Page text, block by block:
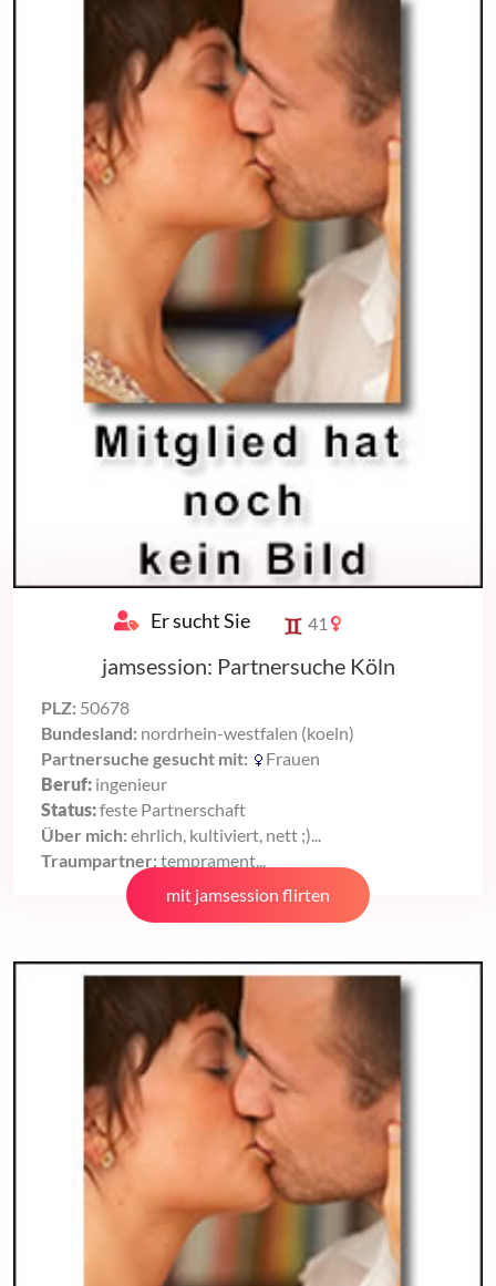
Er sucht Sie 41
jamsession: Partnersuche Köln
PLZ: 50678
Bundesland: nordrhein-westfalen (koeln)
Partnersuche gesucht mit:
Frauen
Beruf: ingenieur
Status:feste Partnerschaft
Über mich: ehrlich, kultiviert, nett ;)...
Traumpartner: temprament...
mit jamsession flirten